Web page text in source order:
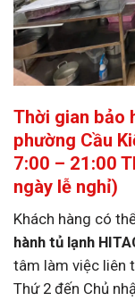
Thời gian bảo
phường Cầu
7:00 – 21:00
ngày lễ nghỉ)
Khách hàng có
hành tủ lạnh
tâm làm việc liên
Thứ 2 đến Chủ